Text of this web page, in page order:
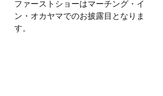
ファーストショーはマーチング・イ
ン・オカヤマでのお披露目となりま
す。